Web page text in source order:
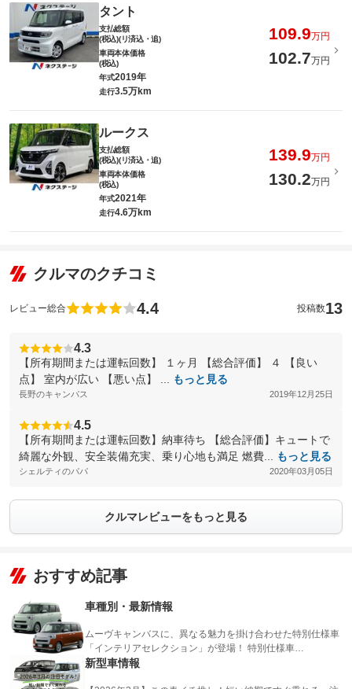
タント
支払総額
(税込)(リ済込・追)
109.9万円
車両本体価格
(税込)
102.7万円
年式2019年
走行3.5万km
ルークス
支払総額
(税込)(リ済込・追)
139.9万円
車両本体価格
(税込)
130.2万円
年式2021年
走行4.6万km
クルマのクチコミ
レビュー総合 4.4 投稿数13
4.3
【所有期間または運転回数】 １ヶ月 【総合評価】 ４ 【良い
点】 室内が広い 【悪い点】 ...
もっと見る
長野のキャンパス 2019年12月25日
4.5
【所有期間または運転回数】納車待ち 【総合評価】キュートで
綺麗な外観、安全装備充実、乗り心地も満足 燃費...
もっと見る
シェルティのパパ 2020年03月05日
クルマレビューをもっと見る
おすすめ記事
車種別・最新情報
ムーヴキャンバスに、異なる魅力を掛け合わせた特別仕様車
「インテリアセレクション」が登場！ 特別仕様車…
新型車情報